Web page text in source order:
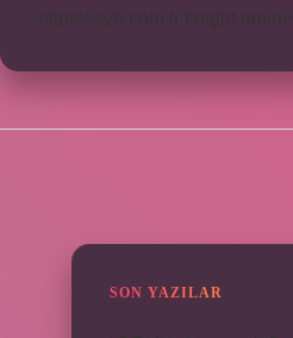
https://eyh.com.tr
knight online
SON YAZILAR